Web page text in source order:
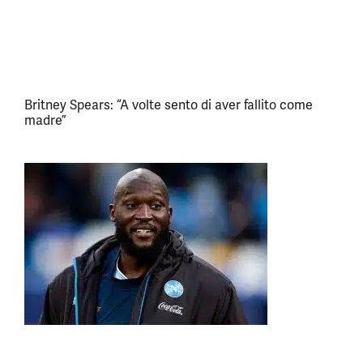
Britney Spears: “A volte sento di aver fallito come
madre”